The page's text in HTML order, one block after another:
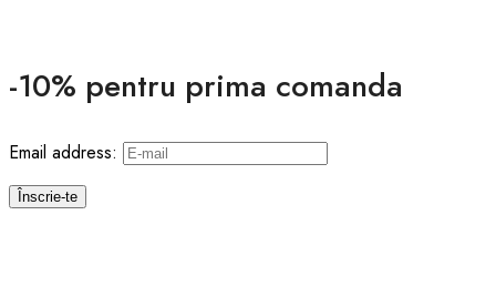
-10% pentru prima comanda
Email address: